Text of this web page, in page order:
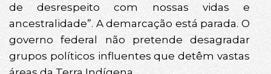
de desrespeito com nossas vidas e
ancestralidade”. A demarcação está parada. O
governo federal não pretende desagradar
grupos políticos influentes que detêm vastas